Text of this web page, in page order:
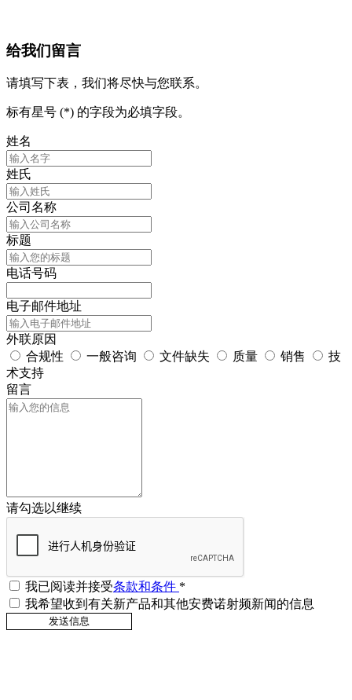
给我们留言
请填写下表，我们将尽快与您联系。
标有星号 (*) 的字段为必填字段。
姓名
姓氏
公司名称
标题
电话号码
电子邮件地址
外联原因
合规性
一般咨询 文件缺失 质量 销售
技
术支持
留言
请勾选以继续
我已阅读并接受条款和条件 *
我希望收到有关新产品和其他安费诺射频新闻的信息